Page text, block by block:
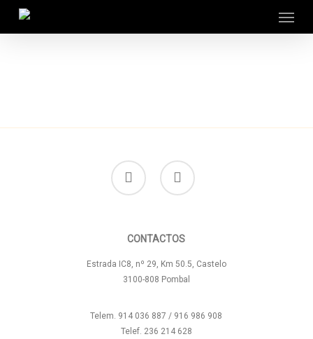
facebook instagram
CONTACTOS
Estrada IC8, nº 29, Km 50.5, Castelo
3100-808 Pombal
Telem. 914 036 887 / 916 986 908
Telef. 236 214 628